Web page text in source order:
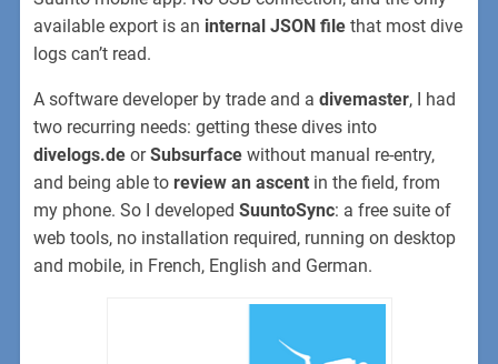
available export is an internal JSON file that most dive
logs can’t read.
A software developer by trade and adivemaster, I had
two recurring needs: getting these dives into
divelogs.de orSubsurface without manual re-entry,
and being able toreview an ascent in the field, from
my phone. So I developedSuuntoSync: a free suite of
web tools, no installation required, running on desktop
and mobile, in French, English and German.